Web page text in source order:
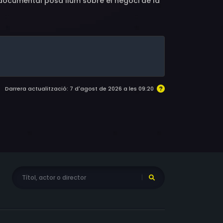
coneixerà vins i varietats de raïm
Darrera actualització: 7 d'agost de 2026 a les 09:20